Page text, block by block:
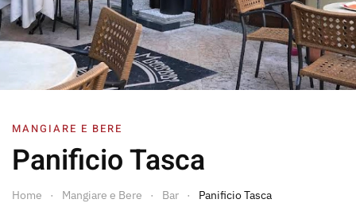
MANGIARE E BERE
Panificio Tasca
Home Mangiare e Bere Bar Panificio Tasca